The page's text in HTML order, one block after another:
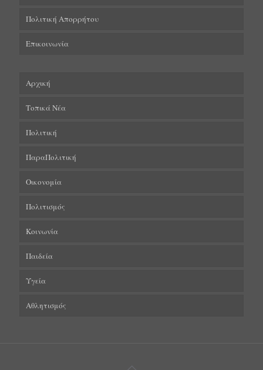
Πολιτική Απορρήτου
Επικοινωνία
Αρχική
Τοπικά Νέα
Πολιτική
ΠαραΠολιτική
Οικονομία
Πολιτισμός
Κοινωνία
Παιδεία
Υγεία
Αθλητισμός